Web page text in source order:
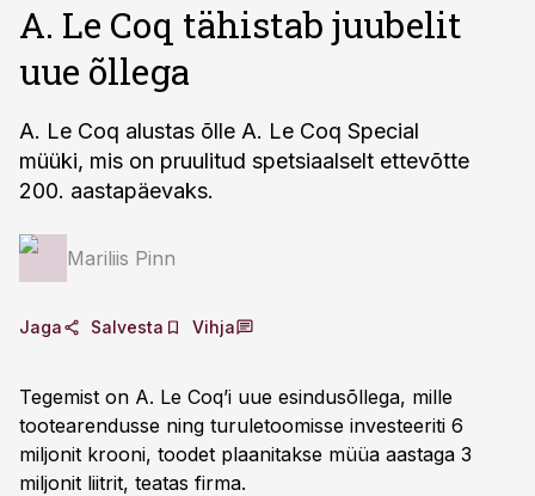
A. Le Coq tähistab juubelit
uue õllega
A. Le Coq alustas õlle A. Le Coq Special
müüki, mis on pruulitud spetsiaalselt ettevõtte
200. aastapäevaks.
Mariliis Pinn
Jaga Salvesta Vihja
Tegemist on A. Le Coq’i uue esindusõllega, mille
tootearendusse ning turuletoomisse investeeriti 6
miljonit krooni, toodet plaanitakse müüa aastaga 3
miljonit liitrit, teatas firma.